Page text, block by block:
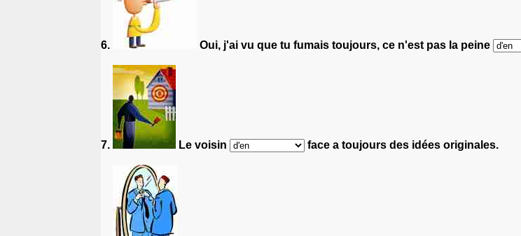
6. Oui, j'ai vu que tu fumais toujours, ce n'est pas la peine
7. Le voisin face a toujours des idées originales.